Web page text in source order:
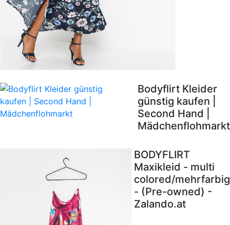
Bodyflirt Kleider
günstig kaufen |
Second Hand |
Mädchenflohmarkt
BODYFLIRT
Maxikleid - multi
colored/mehrfarbig
- (Pre-owned) -
Zalando.at